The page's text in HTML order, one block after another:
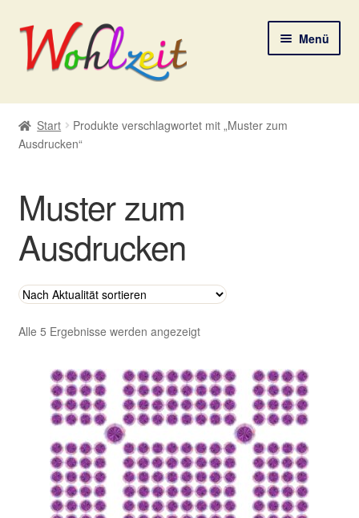
Zur
Navigation
springen
Zum
Inhalt
springen
Menü
Start
AGB
Impressum
Kasse
Mein Konto
Start
Produkte verschlagwortet mit „Muster zum
Ausdrucken“
Muster zum
Ausdrucken
Alle 5 Ergebnisse werden angezeigtNach
sortiert